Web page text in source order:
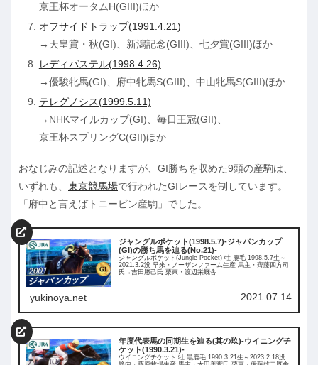
京王杯オータムH(GIII)ほか
オフサイドトラップ(1991.4.21)
→天皇賞・秋(GI)、新潟記念(GIII)、七夕賞(GIII)ほか
レディパステル(1998.4.26)
→優駿牝馬(GI)、府中牝馬S(GIII)、中山牝馬S(GIII)ほか
テレグノシス(1999.5.11)
→NHKマイルカップ(GI)、毎日王冠(GII)、
京王杯スプリングC(GII)ほか
おなじみの記述となりますが、GI勝ちを収めた9頭の産駒は、
いずれも、 東京競馬場で行われたGIレースを制しています。
「府中と言えばトニービン産駒」でした。
ジャングルポケット(1998.5.7)-ジャパンカップ
(GI)の勝ち馬を辿る(No.21)-
ジャングルポケット(Jungle Pocket) 牡 鹿毛 1998.5.7生～
2021.3.2没 早来・ノーザンファーム生産 馬主・齊藤四方司
氏→吉田勝己氏 栗東・渡辺栄厩舎
yukinoya.net 2021.07.14
年度代表馬の同期生を辿る(其の玖)-ウイニングチ
ケット(1990.3.21)-
ウイニングチケット 牡 黒鹿毛 1990.3.21生～2023.2.18没